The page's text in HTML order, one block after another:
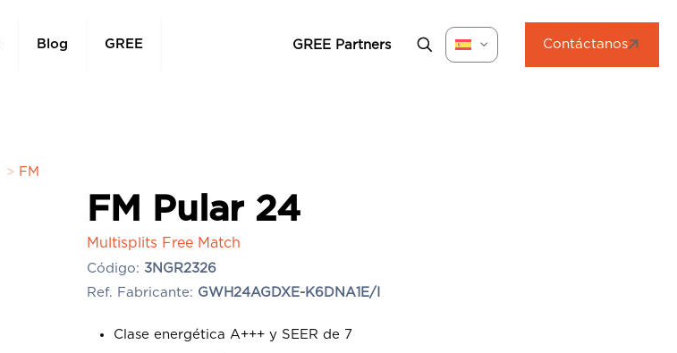
Blog GREE GREE Partners Contáctanos
> FM
FM Pular 24
Multisplits Free Match
Código: 3NGR2326
Ref. Fabricante: GWH24AGDXE-K6DNA1E/I
Clase energética A+++ y SEER de 7